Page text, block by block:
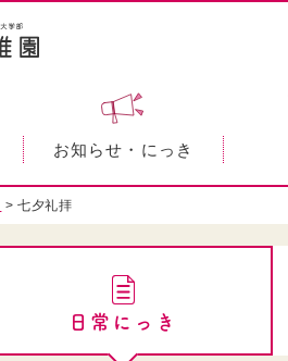
お知らせ・にっき
>七夕礼拝
日常にっき